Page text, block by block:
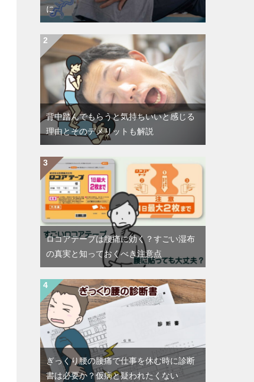
に
背中踏んでもらうと気持ちいいと感じる
理由とそのデメリットも解説
ロコアテープは腰痛に効く？すごい湿布
の真実と知っておくべき注意点
ぎっくり腰の腰痛で仕事を休む時に診断
書は必要か？仮病と疑われたくない